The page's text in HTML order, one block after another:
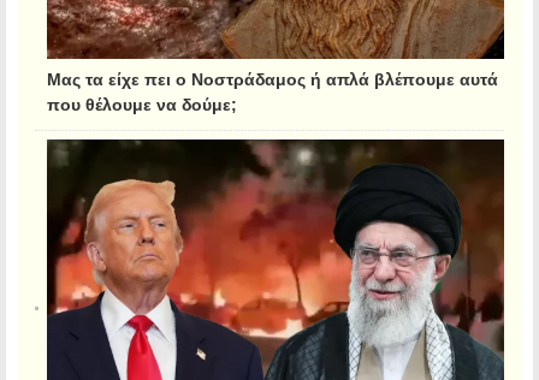
Μας τα είχε πει ο Νοστράδαμος ή απλά βλέπουμε αυτά
που θέλουμε να δούμε;